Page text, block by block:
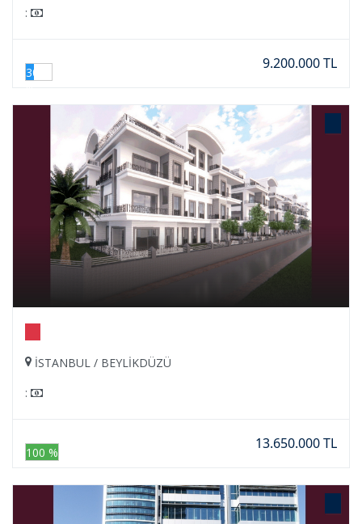
:
30
9.200.000 TL
İSTANBUL / BEYLİKDÜZÜ
:
100 %
13.650.000 TL